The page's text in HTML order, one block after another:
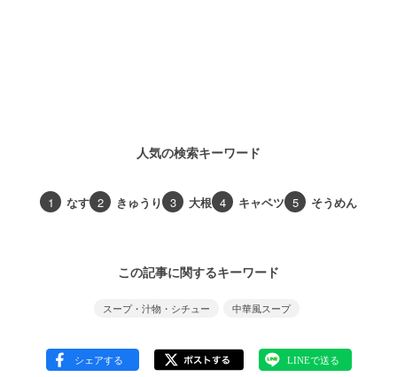
人気の検索キーワード
1 なす 2 きゅうり 3 大根 4 キャベツ 5 そうめん
この記事に関するキーワード
スープ・汁物・シチュー 中華風スープ